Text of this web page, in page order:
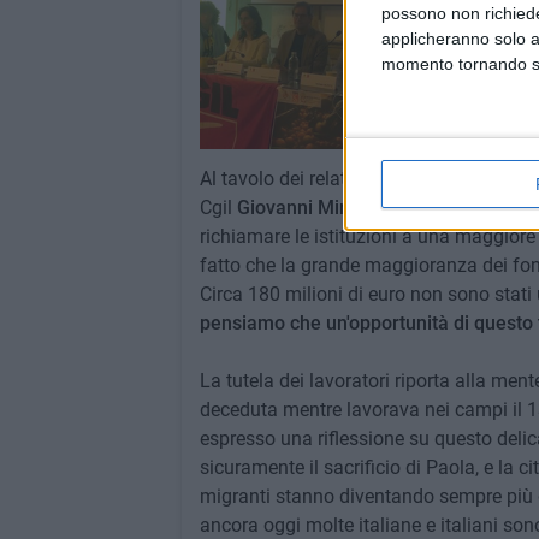
possono non
applicheranno solo
momento tornando
Al tavolo dei relatori il segretario
Cgil Giovanni Mininni : «Vorremmo
richiamare le istituzioni a una
fatto che la grande maggioranza dei
Circa 180 milioni di euro non sono
pensiamo che un'opportunità di
La tutela dei lavoratori riporta alla
deceduta mentre lavorava nei campi il
espresso una riflessione su questo
sicuramente il sacrificio di Paola, e la
migranti stanno diventando sempre
ancora oggi molte italiane e italiani